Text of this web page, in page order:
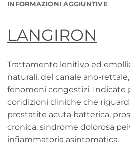
INFORMAZIONI AGGIUNTIVE
LANGIRON
Trattamento lenitivo ed
naturali, del canale ano-
fenomeni congestizi. Indicate
condizioni cliniche che
prostatite acuta batterica,
cronica, sindrome dolorosa
infiammatoria asintomatica.